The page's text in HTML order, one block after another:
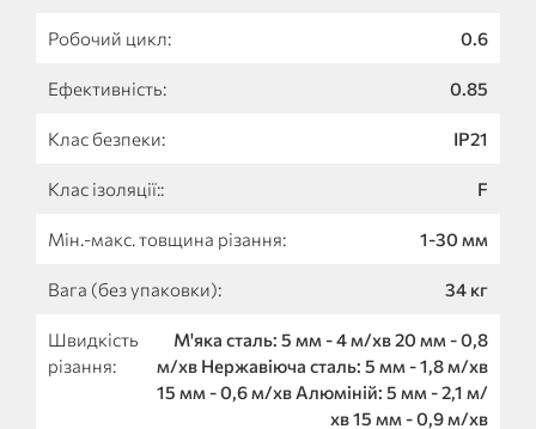
Робочий цикл: 0.6
Ефективність: 0.85
Клас безпеки: IP21
Клас ізоляції:: F
Мін.-макс. товщина різання: 1-30 мм
Вага (без упаковки): 34 кг
Швидкість
різання:
М'яка сталь: 5 мм - 4 м/хв 20 мм - 0,8
м/хв Нержавіюча сталь: 5 мм - 1,8 м/хв
15 мм - 0,6 м/хв Алюміній: 5 мм - 2,1 м/
хв 15 мм - 0,9 м/хв